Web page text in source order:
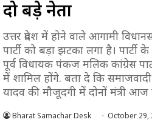
दो बड़े नेता
उत्तर प्रदेश में होने वाले आगामी
पार्टी को बड़ा झटका लगा है।
पूर्व विधायक पंकज मलिक कांग्रेस
में शामिल होंगे. बता दे कि
यादव की मौजूदगी में दोनों मंत्री आज
Bharat Samachar Desk October 29,